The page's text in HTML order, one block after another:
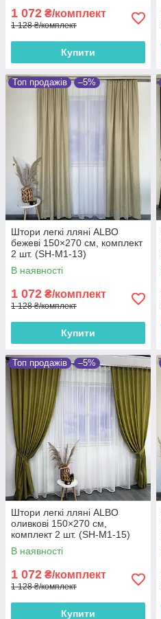
1 072 ₴/комплект
1 128 ₴/комплект
Купити
Топ продажів –5%
Штори легкі лляні ALBO
бежеві 150×270 см, комплект
2 шт. (SH-M1-13)
В наявності
1 072 ₴/комплект
1 128 ₴/комплект
Купити
Топ продажів –5%
Штори легкі лляні ALBO
оливкові 150×270 см,
комплект 2 шт. (SH-M1-15)
В наявності
1 072 ₴/комплект
1 128 ₴/комплект
Купити